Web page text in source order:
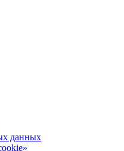
данных